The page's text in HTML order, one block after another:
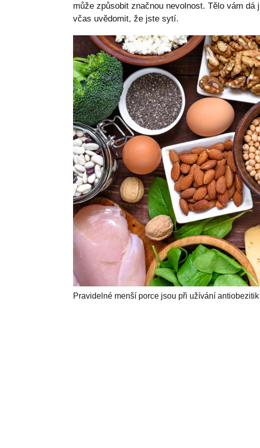
může způsobit značnou nevolnost. Tělo vám
včas uvědomit, že jste sytí.
Pravidelné menší porce jsou při užívání